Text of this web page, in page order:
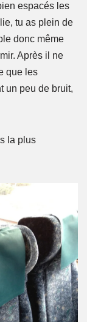
espacés les
tu as plein de
donc même
Après il ne
que les
un peu de bruit,
la plus